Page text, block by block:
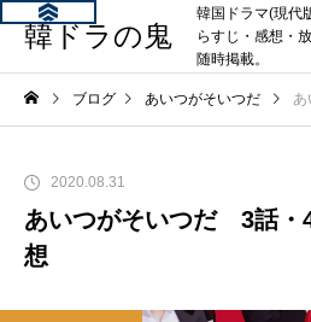
韓ドラの鬼
韓国ドラマ(現代
らすじ・感想・
随時掲載。
ブログ あいつがそいつだ あ
2020.08.31
あいつがそいつだ 3話
想